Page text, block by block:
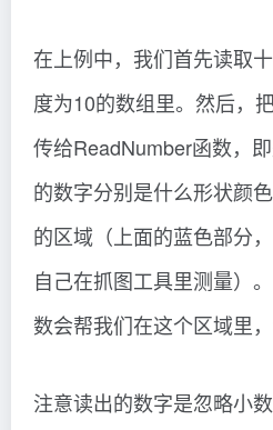
在上例中，我们首先读取
度为10的数组里。然后，
传给ReadNumber函数，
的数字分别是什么形状颜
的区域（上面的蓝色部分
自己在抓图工具里测量）
数会帮我们在这个区域里
注意读出的数字是忽略小